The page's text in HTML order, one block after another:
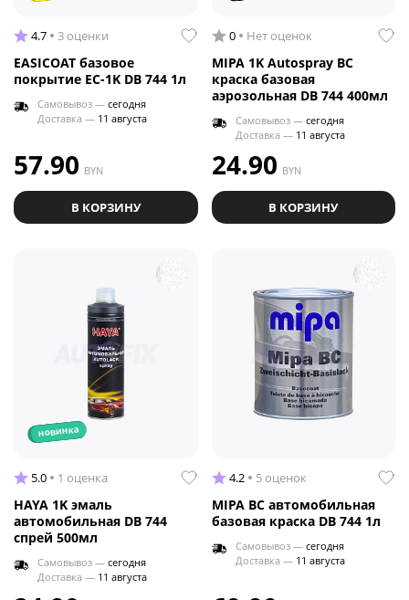
4.7 3 оценки
EASICOAT базовое
покрытие EC-1K DB 744 1л
Самовывоз — сегодня
Доставка — 11 августа
57.90 BYN
В КОРЗИНУ
0 Нет оценок
MIPA 1K Autospray BC
краска базовая
аэрозольная DB 744 400мл
Самовывоз — сегодня
Доставка — 11 августа
24.90 BYN
В КОРЗИНУ
новинка
5.0 1 оценка
HAYA 1K эмаль
автомобильная DB 744
спрей 500мл
Самовывоз — сегодня
Доставка — 11 августа
4.2 5 оценок
MIPA BC автомобильная
базовая краска DB 744 1л
Самовывоз — сегодня
Доставка — 11 августа